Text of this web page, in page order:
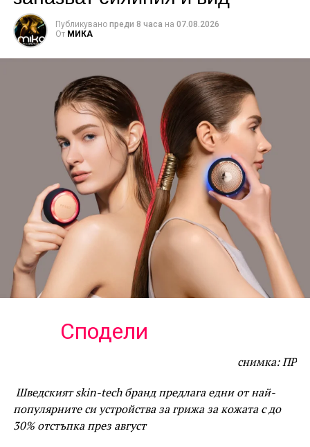
Публикувано преди 8 часа на 07.08.2026
От МИКА
Сподели
снимка: ПР
Шведският skin-tech бранд предлага едни от най-
популярните си устройства за грижа за кожата с до
30% отстъпка през август